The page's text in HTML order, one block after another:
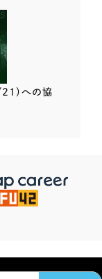
検索する
）への協